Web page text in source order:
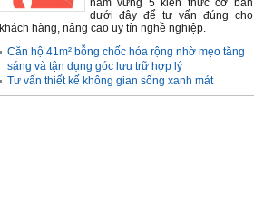
nắm vững 5 kiến thức cơ bản
dưới đây để tư vấn đúng cho
khách hàng, nâng cao uy tín nghề nghiệp.
Căn hộ 41m² bỗng chốc hóa rộng nhờ mẹo tăng
sáng và tận dụng góc lưu trữ hợp lý
Tư vấn thiết kế không gian sống xanh mát